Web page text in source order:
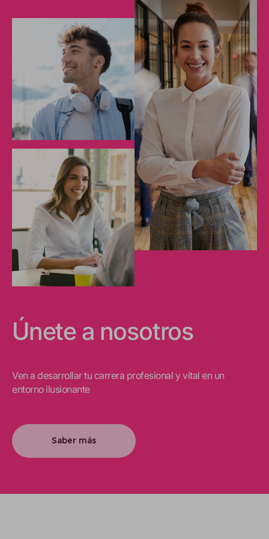
Únete a nosotros
Ven a desarrollar tu carrera profesional y vital en un
entorno ilusionante
Saber más